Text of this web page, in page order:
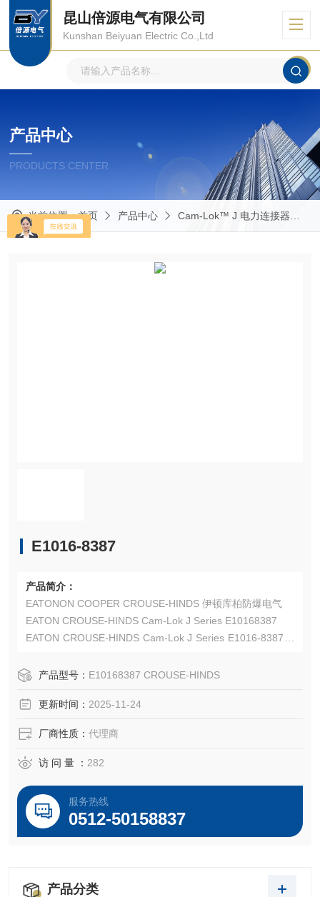
昆山倍源电气有限公司
Kunshan Beiyuan Electric Co.,Ltd
产品中心
PRODUCTS CENTER
当前位置：首页 产品中心 Cam-Lok™ J 电力连接器
E1016-8387
产品简介：
EATONON COOPER CROUSE-HINDS 伊顿库柏防爆电气
EATON CROUSE-HINDS Cam-Lok J Series E10168387
EATON CROUSE-HINDS Cam-Lok J Series E1016-8387连
EATON CROUSE-HINDS 总代理-Kunshan Beiyuan Electric
产品型号： E10168387 CROUSE-HINDS
更新时间： 2025-11-24
厂商性质： 代理商
访 问 量 ： 282
服务热线
0512-50158837
产品分类